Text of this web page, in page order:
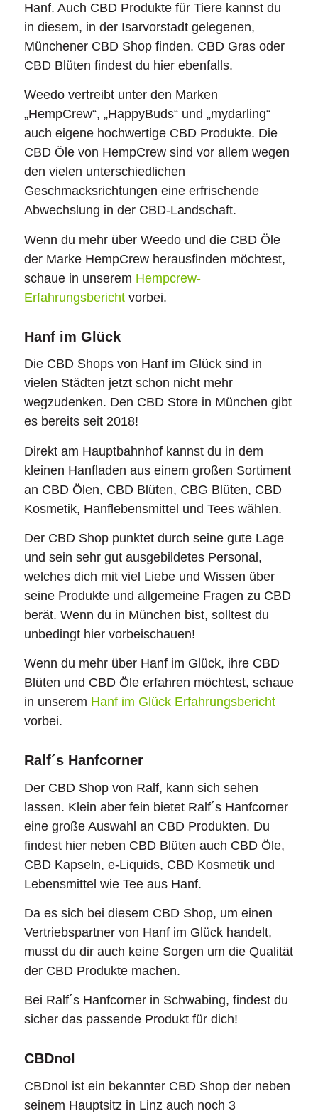
Hanf. Auch CBD Produkte für Tiere kannst du
in diesem, in der Isarvorstadt gelegenen,
Münchener CBD Shop finden. CBD Gras oder
CBD Blüten findest du hier ebenfalls.
Weedo vertreibt unter den Marken
„HempCrew“, „HappyBuds“ und „mydarling“
auch eigene hochwertige CBD Produkte. Die
CBD Öle von HempCrew sind vor allem wegen
den vielen unterschiedlichen
Geschmacksrichtungen eine erfrischende
Abwechslung in der CBD-Landschaft.
Wenn du mehr über Weedo und die CBD Öle
der Marke HempCrew herausfinden möchtest,
schaue in unserem Hempcrew-
Erfahrungsberichtvorbei.
Hanf im Glück
Die CBD Shops von Hanf im Glück sind in
vielen Städten jetzt schon nicht mehr
wegzudenken. Den CBD Store in München gibt
es bereits seit 2018!
Direkt am Hauptbahnhof kannst du in dem
kleinen Hanfladen aus einem großen Sortiment
an CBD Ölen, CBD Blüten, CBG Blüten, CBD
Kosmetik, Hanflebensmittel und Tees wählen.
Der CBD Shop punktet durch seine gute Lage
und sein sehr gut ausgebildetes Personal,
welches dich mit viel Liebe und Wissen über
seine Produkte und allgemeine Fragen zu CBD
berät. Wenn du in München bist, solltest du
unbedingt hier vorbeischauen!
Wenn du mehr über Hanf im Glück, ihre CBD
Blüten und CBD Öle erfahren möchtest, schaue
in unserem Hanf im Glück Erfahrungsbericht
vorbei.
Ralf´s Hanfcorner
Der CBD Shop von Ralf, kann sich sehen
lassen. Klein aber fein bietet Ralf´s Hanfcorner
eine große Auswahl an CBD Produkten. Du
findest hier neben CBD Blüten auch CBD Öle,
CBD Kapseln, e-Liquids, CBD Kosmetik und
Lebensmittel wie Tee aus Hanf.
Da es sich bei diesem CBD Shop, um einen
Vertriebspartner von Hanf im Glück handelt,
musst du dir auch keine Sorgen um die Qualität
der CBD Produkte machen.
Bei Ralf´s Hanfcorner in Schwabing, findest du
sicher das passende Produkt für dich!
CBDnol
CBDnol ist ein bekannter CBD Shop der neben
seinem Hauptsitz in Linz auch noch 3